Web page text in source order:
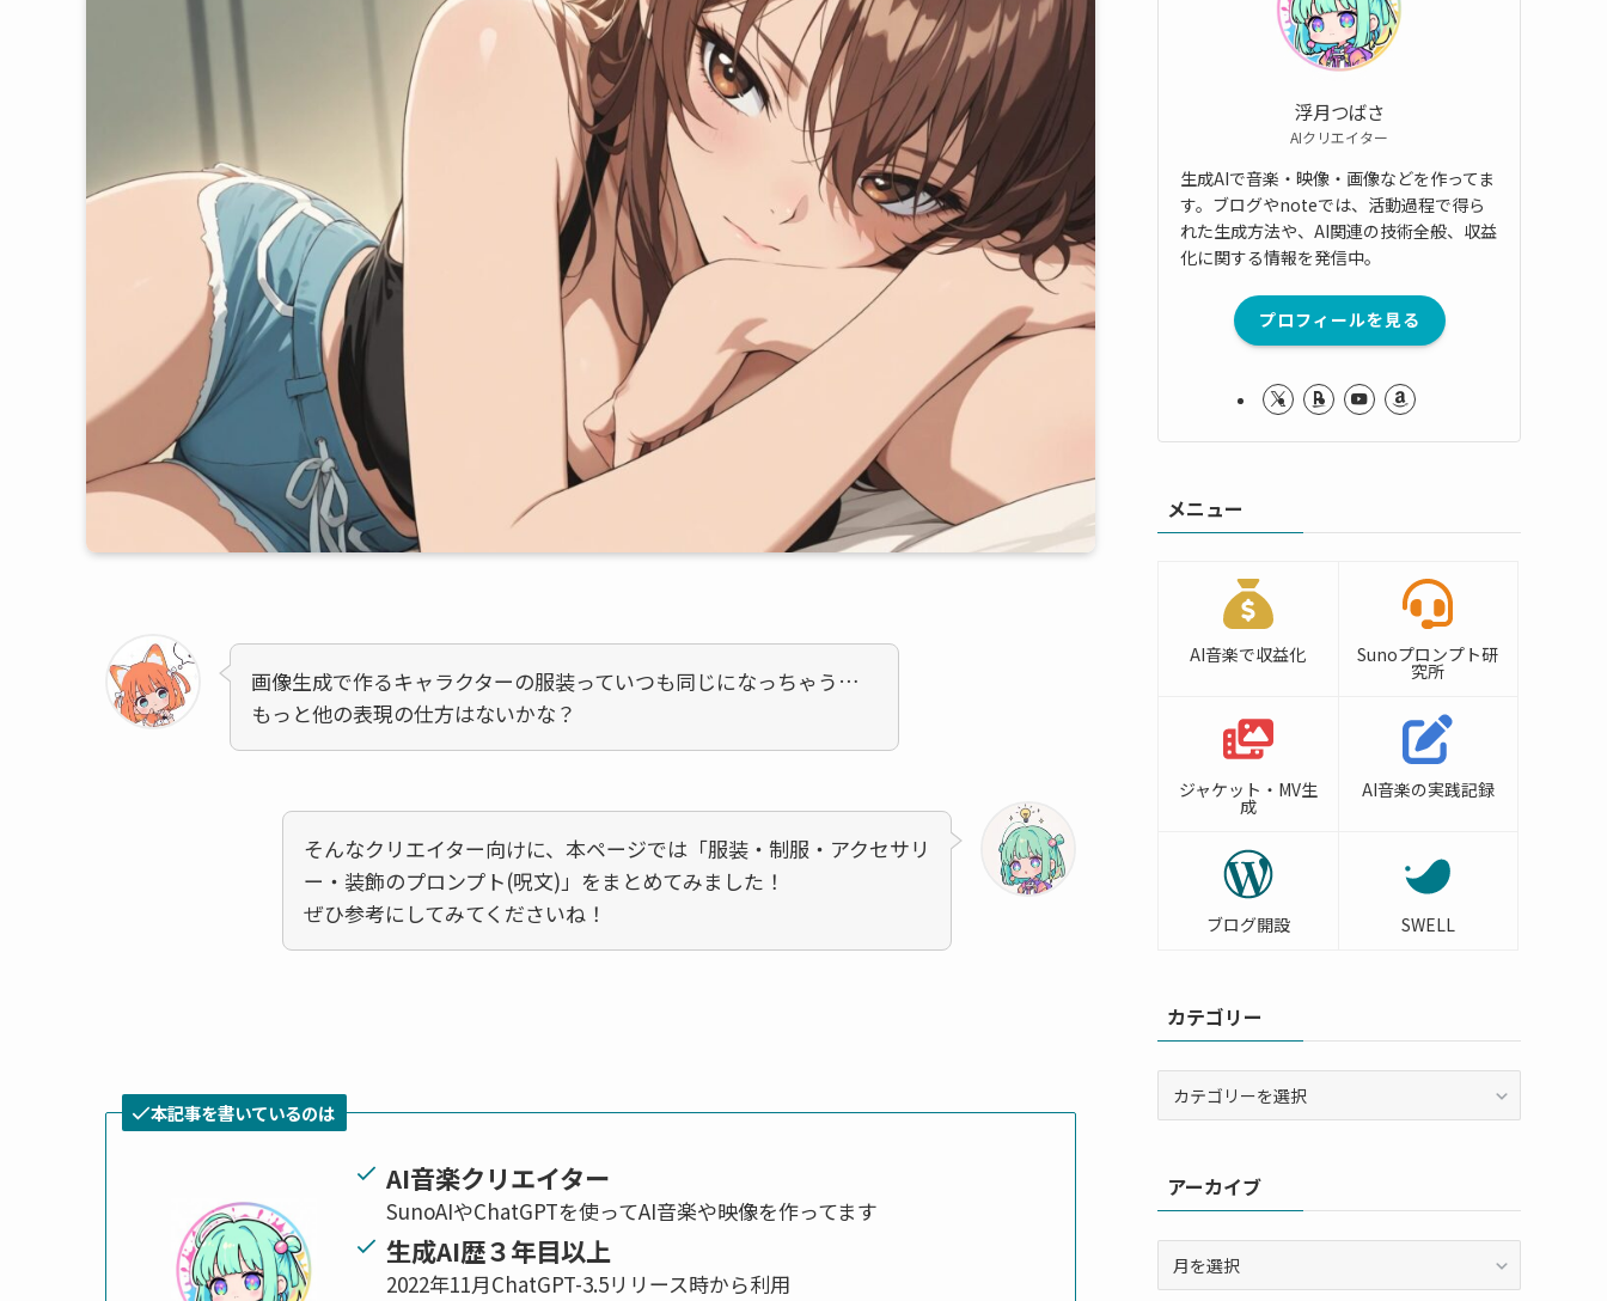
画像生成で作るキャラクターの服装っていつも同じになっちゃう…
もっと他の表現の仕方はないかな？
そんなクリエイター向けに、本ページでは「服装・制服・アクセサリ
ー・装飾のプロンプト(呪文)」をまとめてみました！
ぜひ参考にしてみてくださいね！
本記事を書いているのは
AI音楽クリエイター
SunoAIやChatGPTを使ってAI音楽や映像を作ってます
生成AI歴３年目以上
2022年11月ChatGPT-3.5リリース時から利用
浮月つばさ
AIクリエイター
生成AIで音楽・映像・画像などを作ってま
す。ブログやnoteでは、活動過程で得ら
れた生成方法や、AI関連の技術全般、収益
化に関する情報を発信中。
プロフィールを見る
メニュー
AI音楽で収益化 Sunoプロンプト研
究所
ジャケット・MV生
成
AI音楽の実践記録
ブログ開設 SWELL
カテゴリー
ーアーカイブ